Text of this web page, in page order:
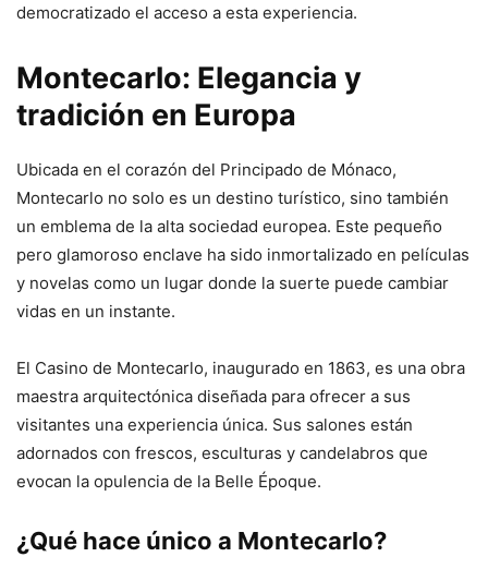
democratizado el acceso a esta experiencia.
Montecarlo: Elegancia y
tradición en Europa
Ubicada en el corazón del Principado de Mónaco,
Montecarlo no solo es un destino turístico, sino también
un emblema de la alta sociedad europea. Este pequeño
pero glamoroso enclave ha sido inmortalizado en películas
y novelas como un lugar donde la suerte puede cambiar
vidas en un instante.
El Casino de Montecarlo, inaugurado en 1863, es una obra
maestra arquitectónica diseñada para ofrecer a sus
visitantes una experiencia única. Sus salones están
adornados con frescos, esculturas y candelabros que
evocan la opulencia de la Belle Époque.
¿Qué hace único a Montecarlo?